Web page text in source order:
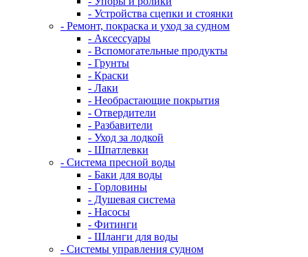
- Устройства сцепки и стоянки
- Ремонт, покраска и уход за судном
- Аксессуары
- Вспомогательные продукты
- Грунты
- Краски
- Лаки
- Необрастающие покрытия
- Отвердители
- Разбавители
- Уход за лодкой
- Шпатлевки
- Система пресной воды
- Баки для воды
- Горловины
- Душевая система
- Насосы
- Фитинги
- Шланги для воды
- Системы управления судном